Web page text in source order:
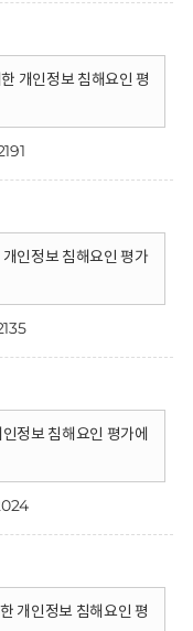
개인정보 침해요인 평
인정보 침해요인 평가
정보 침해요인 평가에
개인정보 침해요인 평